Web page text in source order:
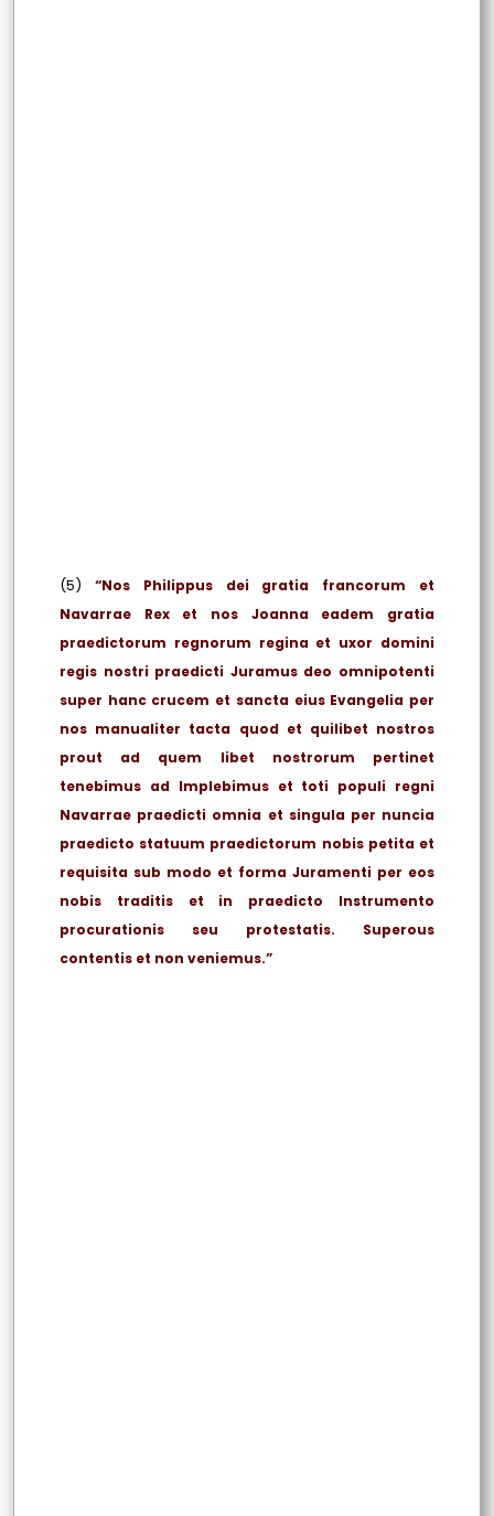
(5) “Nos Philippus dei gratia francorum et
Navarrae Rex et nos Joanna eadem gratia
praedictorum regnorum regina et uxor domini
regis nostri praedicti Juramus deo omnipotenti
super hanc crucem et sancta eius Evangelia per
nos manualiter tacta quod et quilibet nostros
prout ad quem libet nostrorum pertinet
tenebimus ad Implebimus et toti populi regni
Navarrae praedicti omnia et singula per nuncia
praedicto statuum praedictorum nobis petita et
requisita sub modo et forma Juramenti per eos
nobis traditis et in praedicto Instrumento
procurationis seu protestatis. Superous
contentis et non veniemus.”